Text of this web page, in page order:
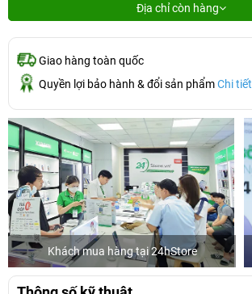
Địa chỉ còn hàng
Giao hàng toàn quốc
Quyền lợi bảo hành & đổi sản phẩmChi tiết
Khách mua hàng tại 24hStore